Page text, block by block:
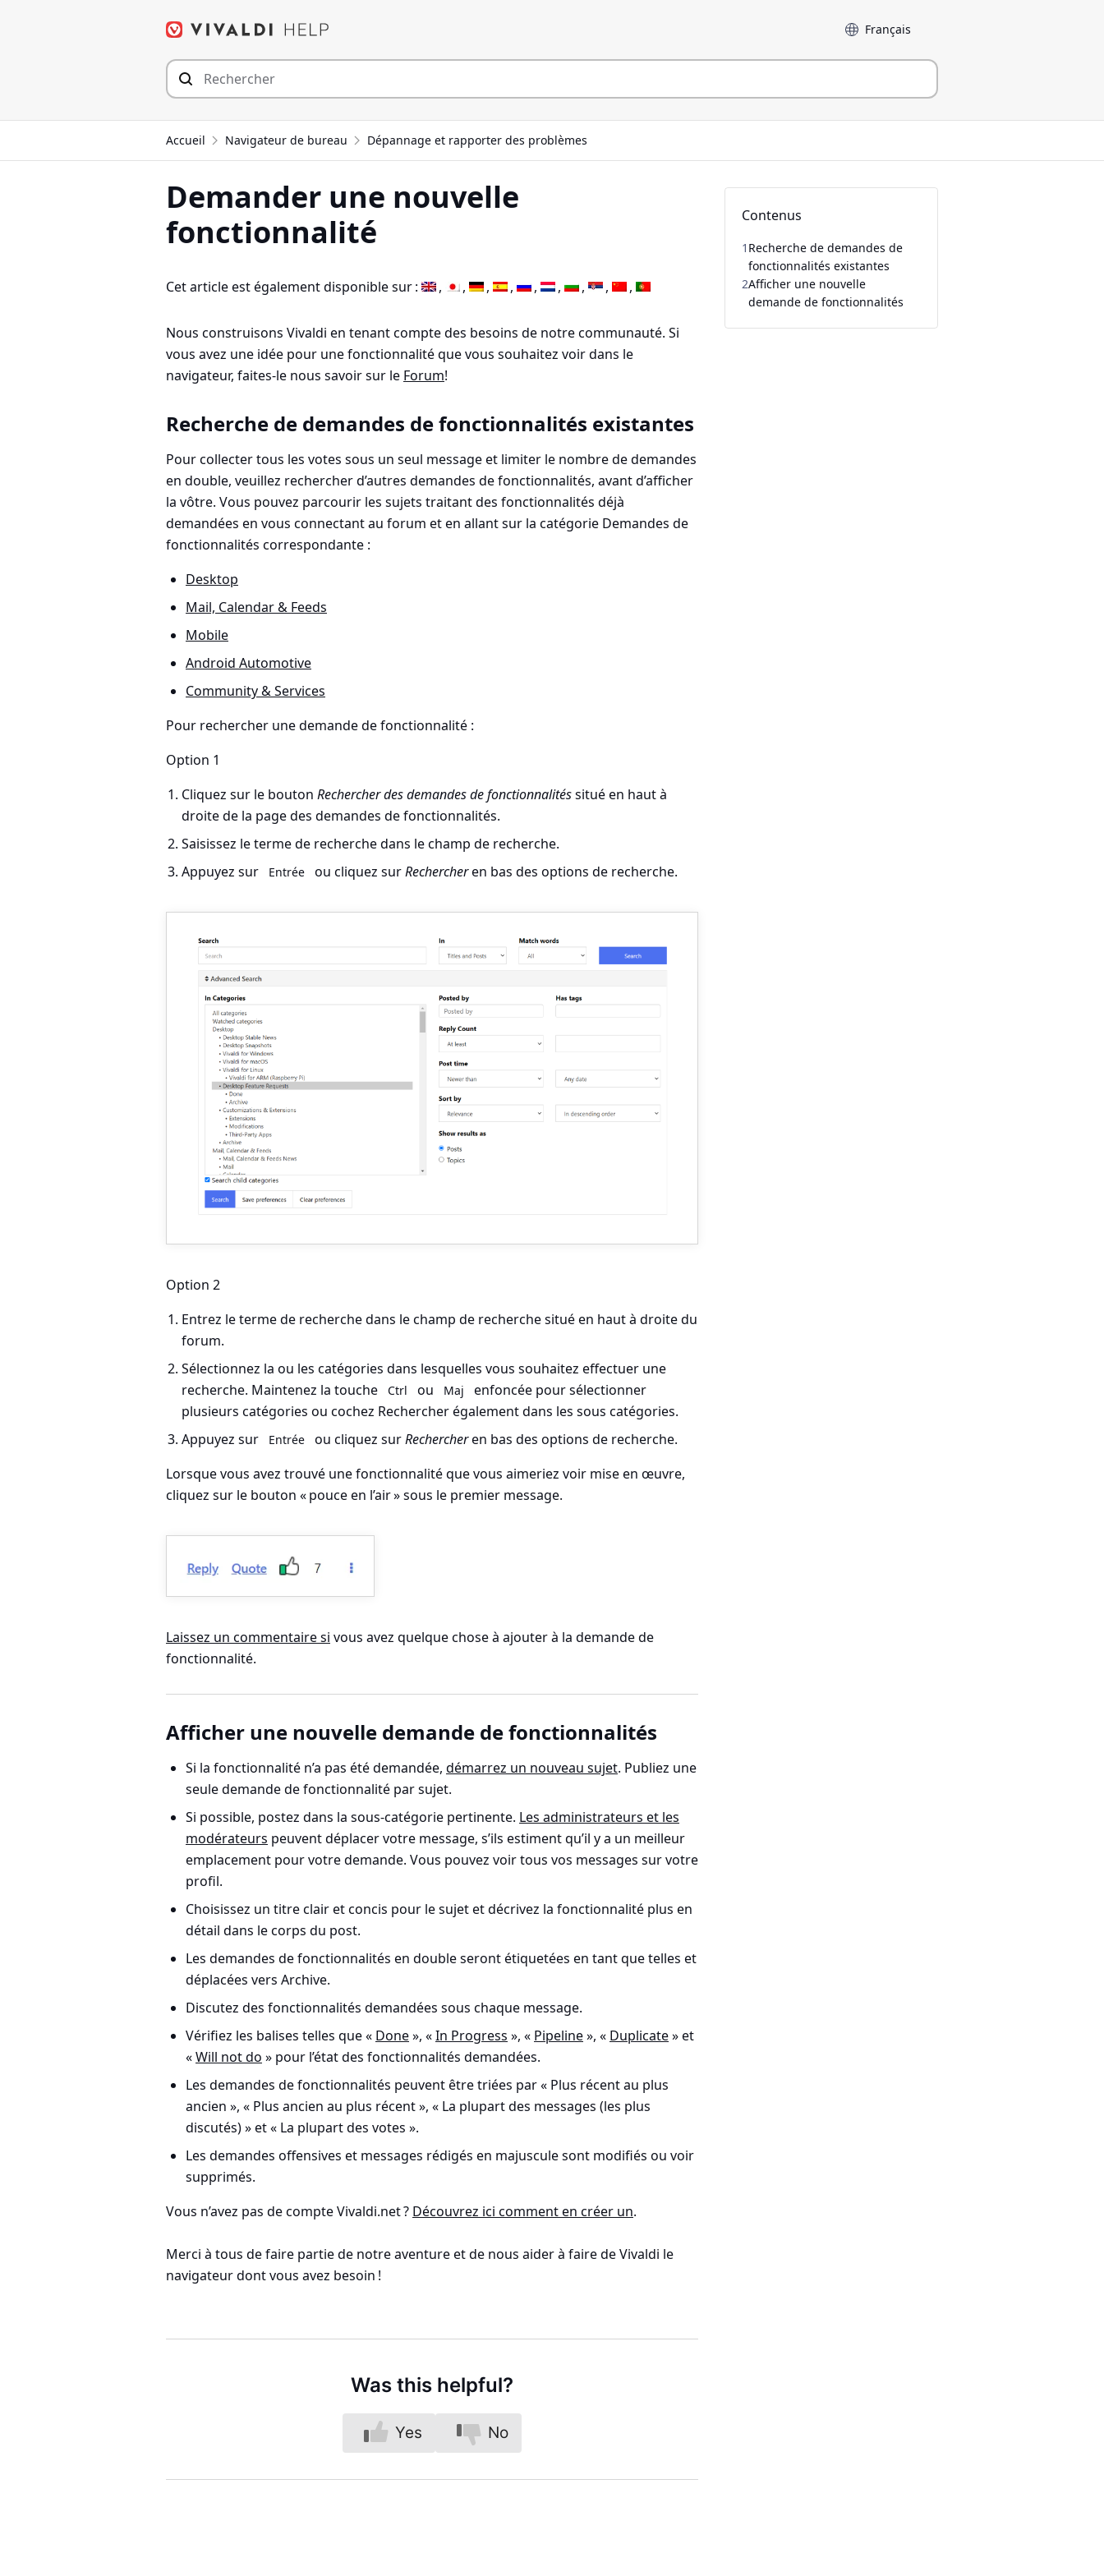
Langue
Accueil Navigateur de bureau Dépannage et rapporter des problèmes
Demander une nouvelle
fonctionnalité
Cet article est également disponible sur :
Nous construisons Vivaldi en tenant compte des besoins de notre communauté. Si
vous avez une idée pour une fonctionnalité que vous souhaitez voir dans le
navigateur, faites-le nous savoir sur le Forum!
Recherche de demandes de fonctionnalités existantes
Pour collecter tous les votes sous un seul message et limiter le nombre de demandes
en double, veuillez rechercher d’autres demandes de fonctionnalités, avant d’afficher
la vôtre. Vous pouvez parcourir les sujets traitant des fonctionnalités déjà
demandées en vous connectant au forum et en allant sur la catégorie Demandes de
fonctionnalités correspondante :
Desktop
Mail, Calendar & Feeds
Mobile
Android Automotive
Community & Services
Pour rechercher une demande de fonctionnalité :
Option 1
Cliquez sur le boutonRechercher des demandes de fonctionnalitéssitué en haut à
droite de la page des demandes de fonctionnalités.
Saisissez le terme de recherchedans le champ de recherche.
Appuyez sur
Entrée ou cliquez surRechercheren bas des options de recherche.
Option 2
Entrez le terme de recherche dans le champ de recherche situé en haut à droite du
forum.
Sélectionnez la ou les catégories dans lesquelles vous souhaitez effectuer une
recherche. Maintenez la touche
Ctrl ou Maj
enfoncée pour sélectionner
plusieurs catégories ou cochez Rechercher également dans les sous catégories.
Appuyez sur
Entrée ou cliquez surRechercheren bas des options de recherche.
Lorsque vous avez trouvé une fonctionnalité que vous aimeriez voir mise en œuvre,
cliquez sur le bouton « pouce en l’air » sous le premier message.
Laissez un commentaire si vous avez quelque chose à ajouter à la demande de
fonctionnalité.
Afficher une nouvelle demande de fonctionnalités
Si la fonctionnalité n’a pas été demandée, démarrez un nouveau sujet. Publiez une
seule demande de fonctionnalité par sujet.
Si possible, postez dans la sous-catégorie pertinente. Les administrateurs et les
modérateurs peuvent déplacer votre message, s’ils estiment qu’il y a un meilleur
emplacement pour votre demande. Vous pouvez voir tous vos messages sur votre
profil.
Choisissez un titre clair et concis pour le sujet et décrivez la fonctionnalité plus en
détail dans le corps du post.
Les demandes de fonctionnalités en double seront étiquetées en tant que telles et
déplacées vers Archive.
Discutez des fonctionnalités demandées sous chaque message.
Vérifiez les balises telles que « Done», «In Progress », « Pipeline», « Duplicate» et
«Will not do » pour l’état des fonctionnalités demandées.
Les demandes de fonctionnalités peuvent être triées par « Plus récent au plus
ancien », « Plus ancien au plus récent », « La plupart des messages (les plus
discutés) » et « La plupart des votes ».
Les demandes offensives et messages rédigés en majuscule sont modifiés ou voir
supprimés.
Vous n’avez pas de compte Vivaldi.net ? Découvrez ici comment en créer un.
Merci à tous de faire partie de notre aventure et de nous aider à faire de Vivaldi le
navigateur dont vous avez besoin !
Was this helpful?
Yes No
Contenus
1 Recherche de demandes de
fonctionnalités existantes
2Afficher une nouvelle
demande de fonctionnalités